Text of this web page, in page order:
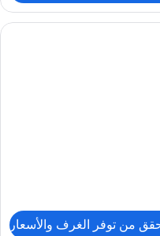
بار وخزنة داخل الغرفة ومكتب
من توفر الغرف والأسعار